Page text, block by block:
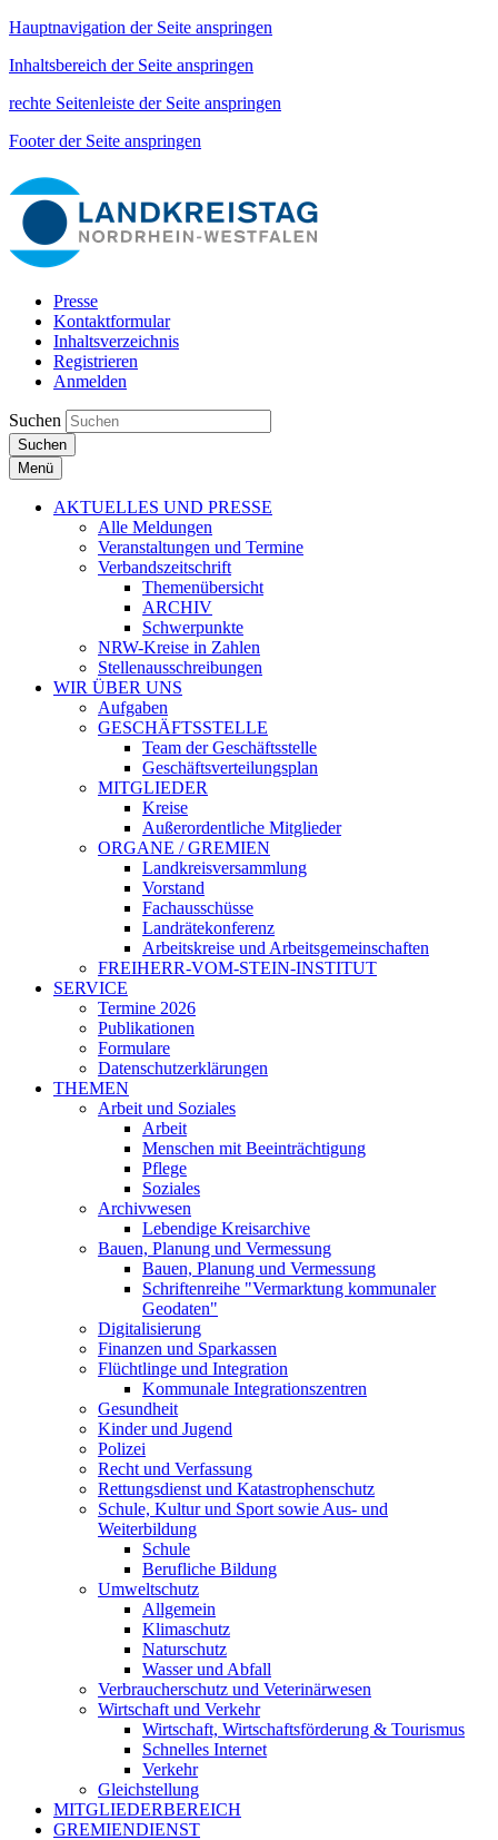
Hauptnavigation der Seite anspringen
Inhaltsbereich der Seite anspringen
rechte Seitenleiste der Seite anspringen
Footer der Seite anspringen
Presse
Kontaktformular
Inhaltsverzeichnis
Registrieren
Anmelden
Suchen
Suchen
Menü
AKTUELLES UND PRESSE
Alle Meldungen
Veranstaltungen und Termine
Verbandszeitschrift
Themenübersicht
ARCHIV
Schwerpunkte
NRW-Kreise in Zahlen
Stellenausschreibungen
WIR ÜBER UNS
Aufgaben
GESCHÄFTSSTELLE
Team der Geschäftsstelle
Geschäftsverteilungsplan
MITGLIEDER
Kreise
Außerordentliche Mitglieder
ORGANE / GREMIEN
Landkreisversammlung
Vorstand
Fachausschüsse
Landrätekonferenz
Arbeitskreise und Arbeitsgemeinschaften
FREIHERR-VOM-STEIN-INSTITUT
SERVICE
Termine 2026
Publikationen
Formulare
Datenschutzerklärungen
THEMEN
Arbeit und Soziales
Arbeit
Menschen mit Beeinträchtigung
Pflege
Soziales
Archivwesen
Lebendige Kreisarchive
Bauen, Planung und Vermessung
Bauen, Planung und Vermessung
Schriftenreihe "Vermarktung kommunaler
Geodaten"
Digitalisierung
Finanzen und Sparkassen
Flüchtlinge und Integration
Kommunale Integrationszentren
Gesundheit
Kinder und Jugend
Polizei
Recht und Verfassung
Rettungsdienst und Katastrophenschutz
Schule, Kultur und Sport sowie Aus- und
Weiterbildung
Schule
Berufliche Bildung
Umweltschutz
Allgemein
Klimaschutz
Naturschutz
Wasser und Abfall
Verbraucherschutz und Veterinärwesen
Wirtschaft und Verkehr
Wirtschaft, Wirtschaftsförderung & Tourismus
Schnelles Internet
Verkehr
Gleichstellung
MITGLIEDERBEREICH
GREMIENDIENST